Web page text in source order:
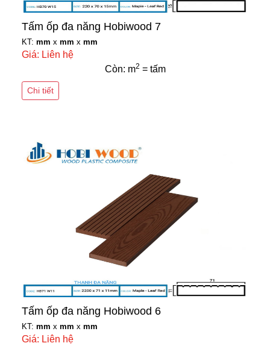
Tấm ốp đa năng Hobiwood 7
KT: mm x mm x mm
Giá: Liên hệ
Còn: m2 = tấm
Chi tiết
Tấm ốp đa năng Hobiwood 6
KT: mm x mm x mm
Giá: Liên hệ